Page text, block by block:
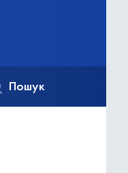
Пошук